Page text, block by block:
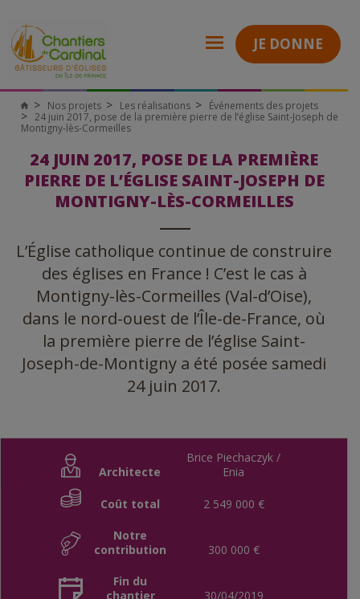
JE DONNE
Nos projets Les réalisations
Événements des projets
24 juin 2017, pose de la première pierre de l’église Saint-Joseph de
Montigny-lès-Cormeilles
24 JUIN 2017, POSE DE LA PREMIÈRE
PIERRE DE L’ÉGLISE SAINT-JOSEPH DE
MONTIGNY-LÈS-CORMEILLES
L’Église catholique continue de construire
des églises en France ! C’est le cas à
Montigny-lès-Cormeilles (Val-d’Oise),
dans le nord-ouest de l’Île-de-France, où
la première pierre de l’église Saint-
Joseph-de-Montigny a été posée samedi
24 juin 2017.
Architecte
Brice Piechaczyk /
Enia
Coût total 2 549 000 €
Notre
contribution
300 000 €
Fin du
chantier
30/04/2019